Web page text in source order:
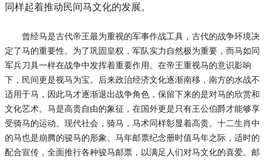
同样起着推动民间马文化的发展。
曾经马是古代帝王最为重视的军事作战工具，古代的战争环境决
定了马的重要性。为了巩固皇权，军队实力自然极为重要，而马如同
军兵刀具一样在战争中发挥着重要作用。在帝王重视马的意识影响
下，民间更是视马为宝。后来政治经济文化逐渐南移，南方的水战不
适用于马，因此马才逐渐退出战争角色，保留下来的是对马的欣赏和
文化艺术。马是高贵自由的象征，在国外更是只有王公伯爵才能够享
受骑马的运动。现代社会，骑马，马术同样彰显着高贵。十二生肖中
的马也是崩腾的骏马的形象。 马年邮票纪念册时值马年之际，适时的
配合宣传，全面推行各种骏马邮票，以满足人们对马文化的喜爱。邮